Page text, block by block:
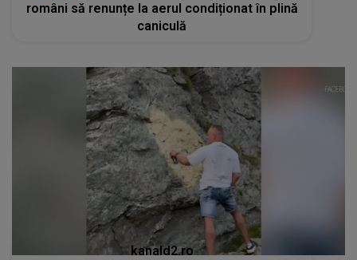
români să renunțe la aerul condiționat în plină
caniculă
kanald2.ro